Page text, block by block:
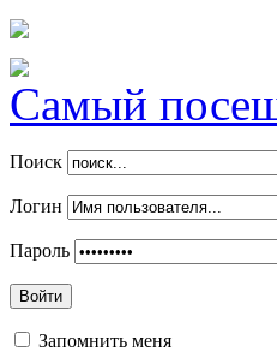
Самый
Поиск
Логин
Пароль
Войти
Запомнить меня